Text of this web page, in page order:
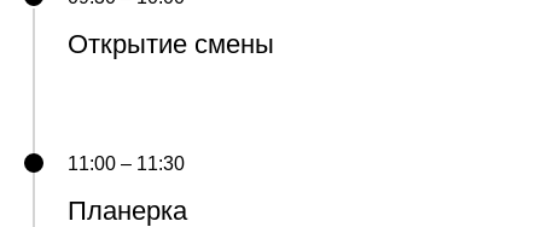
Открытие смены
11:00 – 11:30
Планерка